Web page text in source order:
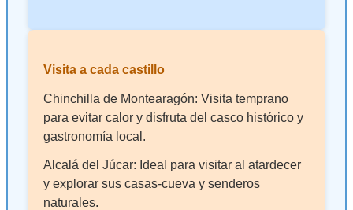
Visita a cada castillo
Chinchilla de Montearagón: Visita temprano
para evitar calor y disfruta del casco histórico y
gastronomía local.
Alcalá del Júcar: Ideal para visitar al atardecer
y explorar sus casas-cueva y senderos
naturales.